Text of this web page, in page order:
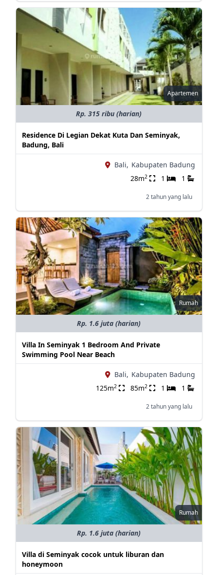
Apartemen
Rp. 315 ribu (harian)
Residence Di Legian Dekat Kuta Dan Seminyak,
Badung, Bali
Bali, Kabupaten Badung
28m2 1 1
2 tahun yang lalu
Rumah
Rp. 1.6 juta (harian)
Villa In Seminyak 1 Bedroom And Private
Swimming Pool Near Beach
Bali, Kabupaten Badung
125m2 85m2 1 1
2 tahun yang lalu
Rumah
Rp. 1.6 juta (harian)
Villa di Seminyak cocok untuk liburan dan
honeymoon